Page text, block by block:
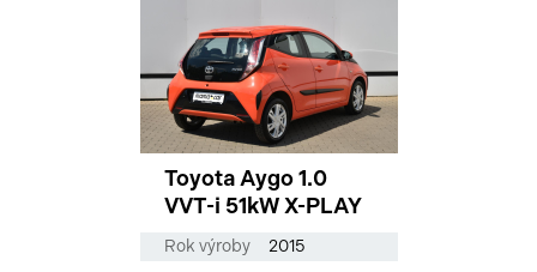
Toyota Aygo 1.0
VVT-i 51kW X-PLAY
Rok výroby 2015